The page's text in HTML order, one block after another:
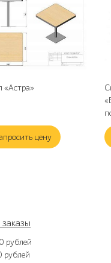
«Астра»
цену
рублей
рублей